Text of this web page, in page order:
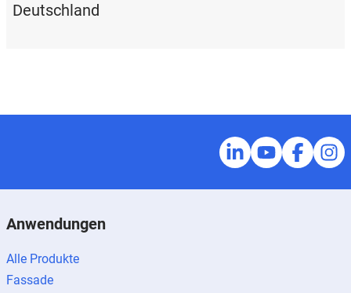
Deutschland
Anwendungen
Alle Produkte
Fassade